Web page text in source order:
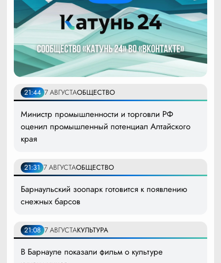
21:44 7 АВГУСТАОБЩЕСТВО
Министр промышленности и торговли РФ
оценил промышленный потенциал Алтайского
края
21:31 7 АВГУСТАОБЩЕСТВО
Барнаульский зоопарк готовится к появлению
снежных барсов
21:08 7 АВГУСТАКУЛЬТУРА
В Барнауле показали фильм о культуре